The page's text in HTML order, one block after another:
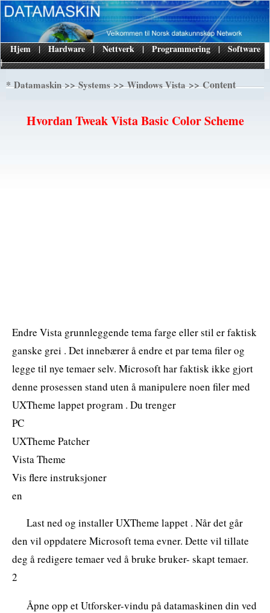
|
Hjem | Hardware | Nettverk | Programmering | Software
*Datamaskin>>Systems>>Windows Vista>> Content
Hvordan Tweak Vista Basic Color Scheme
Endre Vista grunnleggende tema farge eller stil er faktisk
ganske grei . Det innebærer å endre et par tema filer og
legge til nye temaer selv. Microsoft har faktisk ikke gjort
denne prosessen stand uten å manipulere noen filer med
UXTheme lappet program . Du trenger
PC
UXTheme Patcher
Vista Theme
Vis flere instruksjoner
en
Last ned og installer UXTheme lappet . Når det går
den vil oppdatere Microsoft tema evner. Dette vil tillate
deg å redigere temaer ved å bruke bruker- skapt temaer.
2
Åpne opp et Utforsker-vindu på datamaskinen din ved